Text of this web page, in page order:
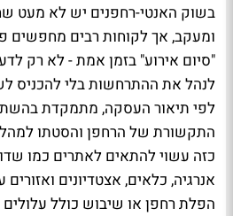
בשוק האנטי-רחפנים יש לא מעט
ומעקב, אך לקוחות רבים מחפשים
"סיום אירוע" בזמן אמת - לא רק
לנהל את ההתרחשות בלי להכניס
לפי תיאור העסקה, מתמקדת
התקשורת של הרחפן והסטתו
כזה עשוי להתאים לאתרים כמו
אנרגיה, כלאים, אצטדיונים
הפלת רחפן או שיבוש כולל עלולים